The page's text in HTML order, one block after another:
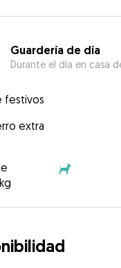
Guardería de día
Durante el día en casa
festivos
extra